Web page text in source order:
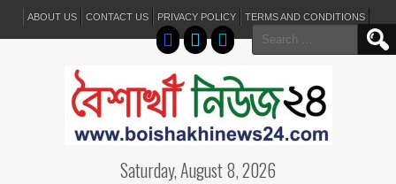
ABOUT US CONTACT US PRIVACY POLICY TERMS AND CONDITIONS
Search
for:
Saturday, August 8, 2026